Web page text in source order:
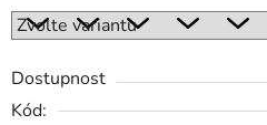
Dostupnost
Kód: